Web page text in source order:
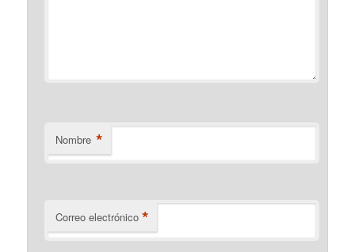
Nombre *
Correo electrónico *